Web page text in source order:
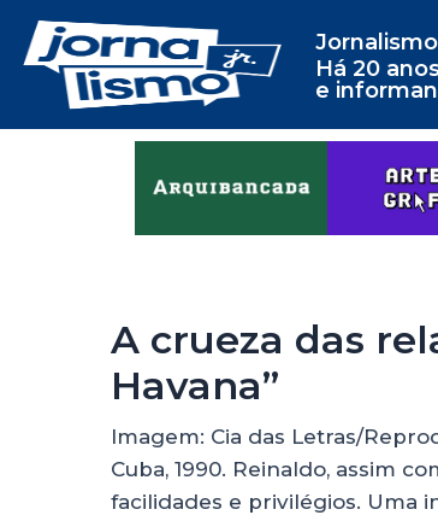
Há 20
e
A crueza das
Havana”
Imagem: Cia das Letras/
Cuba, 1990. Reinaldo, assim
facilidades e privilégios. Uma